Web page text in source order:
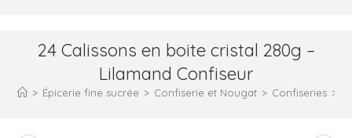
24 Calissons en boite cristal 280g –
Lilamand Confiseur
> Épicerie fine sucrée > Confiserie et Nougat > Confiseries >